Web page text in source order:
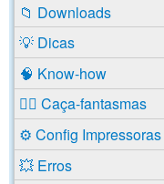
📁 Downloads
💡 Dicas
🧠 Know-how
🕵️‍♂️ Caça-fantasmas
⚙️ Config Impressoras
💥 Erros